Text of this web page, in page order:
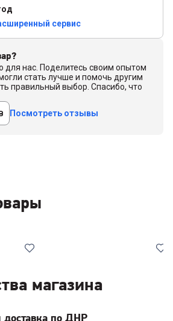
сервис
нас. Поделитесь своим опытом
стать лучше и помочь другим
правильный выбор. Спасибо, что
Посмотреть отзывы
магазина
доставка по ДНР